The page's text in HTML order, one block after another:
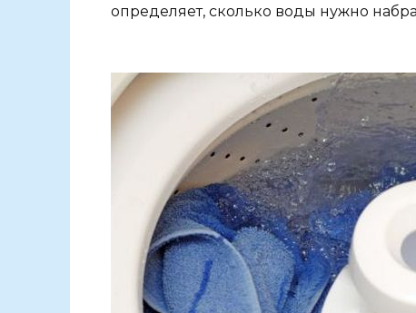
определяет, сколько воды нужно